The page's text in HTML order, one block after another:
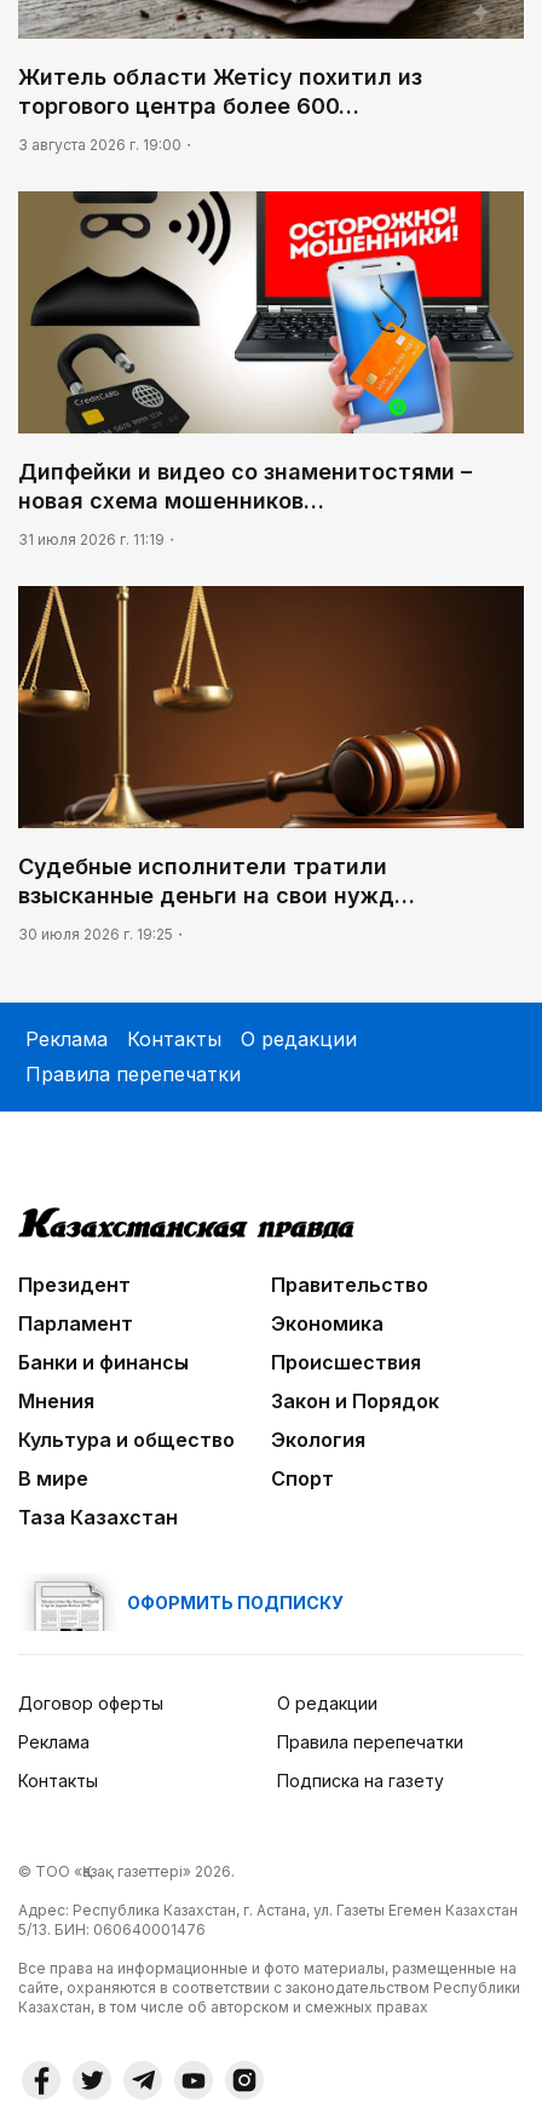
Житель области Жетісу похитил из
торгового центра более 600…
3 августа 2026 г. 19:00
Дипфейки и видео со знаменитостями –
новая схема мошенников…
31 июля 2026 г. 11:19
Судебные исполнители тратили
взысканные деньги на свои нужд…
30 июля 2026 г. 19:25
Реклама Контакты
О редакции
Правила перепечатки
Президент
Правительство
Парламент
Экономика
Банки и финансы
Происшествия
Мнения
Закон и Порядок
Культура и общество
Экология
В мире
Спорт
Таза Казахстан
ОФОРМИТЬ ПОДПИСКУ
Договор оферты
Реклама
Контакты
О редакции
Правила перепечатки
Подписка на газету
© ТОО «Қазақ газеттері» 2026.
Адрес: Республика Казахстан, г. Астана, ул. Газеты Егемен Казахстан
5/13. БИН: 060640001476
Все права на информационные и фото материалы, размещенные на
сайте, охраняются в соответствии с законодательством Республики
Казахстан, в том числе об авторском и смежных правах